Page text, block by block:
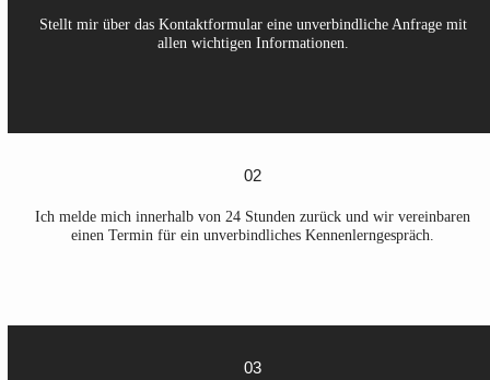
Stellt mir über das Kontaktformular eine unverbindliche Anfrage mit
allen wichtigen Informationen.
02
Ich melde mich innerhalb von 24 Stunden zurück und wir vereinbaren
einen Termin für ein unverbindliches Kennenlerngespräch.
03